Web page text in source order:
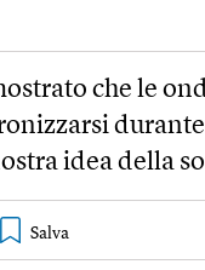
che le
idea della